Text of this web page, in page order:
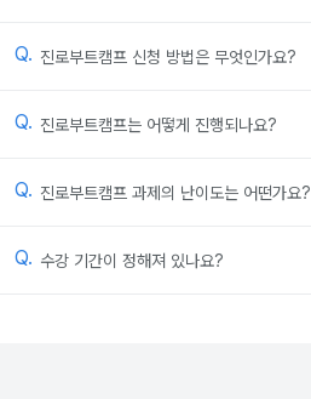
Q. 진로부트캠프 신청 방법은 무엇인가요?
Q. 진로부트캠프는 어떻게 진행되나요?
Q. 진로부트캠프 과제의 난이도는 어떤가요?
Q. 수강 기간이 정해져 있나요?